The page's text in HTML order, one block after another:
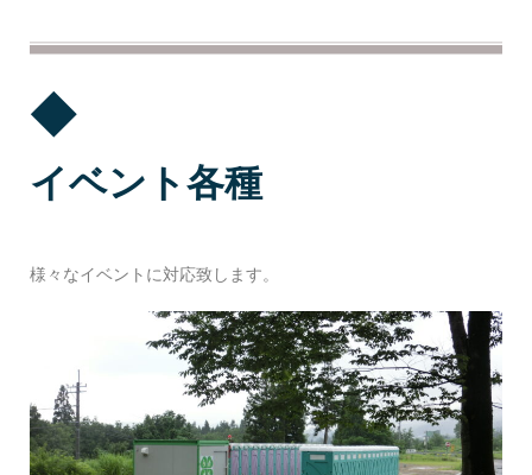
◆
イベント各種
様々なイベントに対応致します。